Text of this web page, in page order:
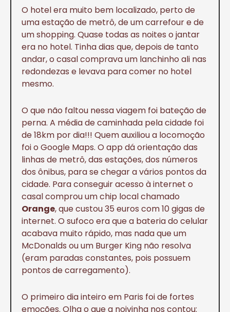
O hotel era muito bem localizado, perto de
uma estação de metrô, de um carrefour e de
um shopping. Quase todas as noites o jantar
era no hotel. Tinha dias que, depois de tanto
andar, o casal comprava um lanchinho ali nas
redondezas e levava para comer no hotel
mesmo.
O que não faltou nessa viagem foi bateção de
perna. A média de caminhada pela cidade foi
de 18km por dia!!! Quem auxiliou a locomoção
foi o Google Maps. O app dá orientação das
linhas de metrô, das estações, dos números
dos ônibus, para se chegar a vários pontos da
cidade. Para conseguir acesso à internet o
casal comprou um chip local chamado
Orange, que custou 35 euros com 10 gigas de
internet. O sufoco era que a bateria do celular
acabava muito rápido, mas nada que um
McDonalds ou um Burger King não resolva
(eram paradas constantes, pois possuem
pontos de carregamento).
O primeiro dia inteiro em Paris foi de fortes
emoções. Olha o que a noivinha nos contou: